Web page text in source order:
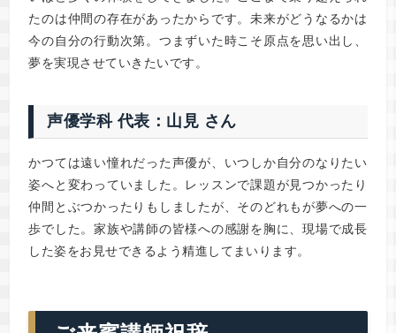
たのは仲間の存在があったからです。未来がどうなるかは
今の自分の行動次第。つまずいた時こそ原点を思い出し、
夢を実現させていきたいです。
声優学科 代表：山見 さん
かつては遠い憧れだった声優が、いつしか自分のなりたい
姿へと変わっていました。レッスンで課題が見つかったり
仲間とぶつかったりもしましたが、そのどれもが夢への一
歩でした。家族や講師の皆様への感謝を胸に、現場で成長
した姿をお見せできるよう精進してまいります。